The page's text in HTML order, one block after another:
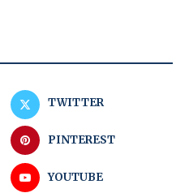
TWITTER
PINTEREST
YOUTUBE